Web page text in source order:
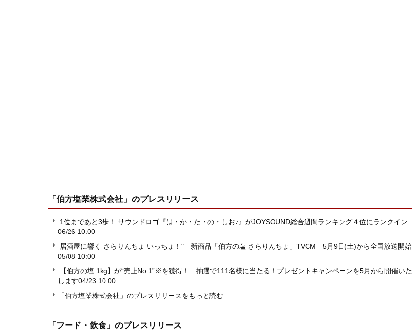
「伯方塩業株式会社」 のプレスリリース
1位まであと3歩！ サウンドロゴ『は・か・た・の・しお♪』がJOYSOUND総合週間ランキング４位にランクイン
06/26 10:00
居酒屋に響く”さらりんちょ いっちょ！" 新商品「伯方の塩 さらりんちょ」TVCM 5月9日(土)から全国放送開始
05/08 10:00
【伯方の塩 1kg】が“売上No.1”※を獲得！ 抽選で111名様に当たる！プレゼントキャンペーンを5月から開催いた
します04/23 10:00
「伯方塩業株式会社」のプレスリリースをもっと読む
「フード・飲食」 のプレスリリース